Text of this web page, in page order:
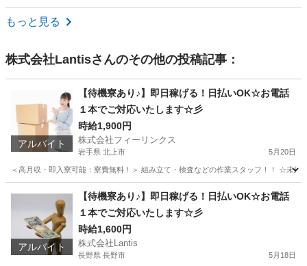
宮城 泉中央駅
もっと見る
株式会社Lantisさんのその他の投稿記事：
アルバイト
【待機寮あり♪】即日稼げる！日払いOK☆お電話
１本でご対応いたします☆彡
時給1,900円
株式会社フィーリンクス
岩手県 北上市 5月20日
＜高月収・即入寮可能：寮費無料！＞ 組み立て・検査などの作業スタッフ！！
軽作業 時給
アルバイト
【待機寮あり♪】即日稼げる！日払いOK☆お電話
１本でご対応いたします☆彡
時給1,600円
株式会社Lantis
長野県 長野市 5月18日